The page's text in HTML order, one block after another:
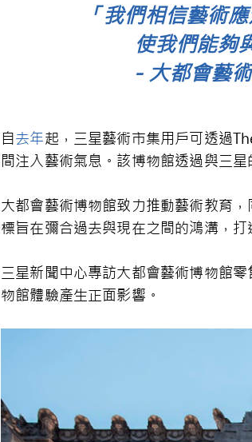
「我們相信藝術
使我們能夠
－大都會藝
自去年起，三星藝術市集用戶可透過
間注入藝術氣息。該博物館透過與三
大都會藝術博物館致力推動藝術教育
標旨在彌合過去與現在之間的鴻溝，
三星新聞中心專訪大都會藝術博物館
物館體驗產生正面影響。